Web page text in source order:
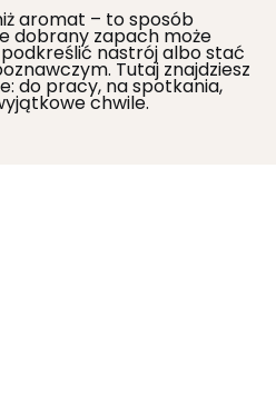
aromat – to sposób
dobrany zapach może
nastrój albo stać
Tutaj znajdziesz
do pracy, na spotkania,
chwile.